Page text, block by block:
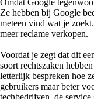
Omdat Google
Ze hebben bij Google
meteen vind wat je
meer reclame verkopen.
Voordat je zegt dat dit
soort rechtszaken
letterlijk bespreken hoe
gebruikers maar beter
techbedrijven, de